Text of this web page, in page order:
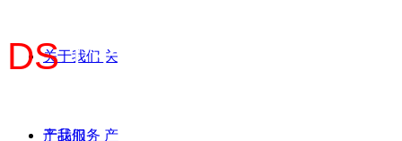
关于我们 关
于我们
产品服务 产
DS工作室